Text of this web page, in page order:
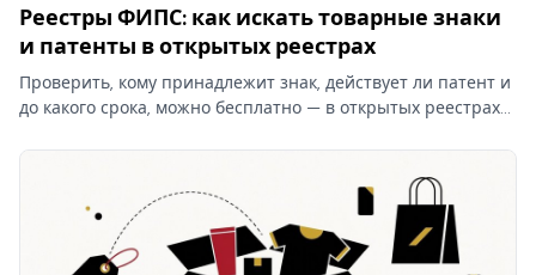
Реестры ФИПС: как искать товарные знаки
и патенты в открытых реестрах
Проверить, кому принадлежит знак, действует ли патент и
до какого срока, можно бесплатно — в открытых реестрах
институт, чем они отличаются от платного поиска и что в